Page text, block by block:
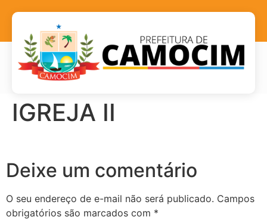
IGREJA II
Deixe um comentário
O seu endereço de e-mail não será publicado. Campos
obrigatórios são marcados com *